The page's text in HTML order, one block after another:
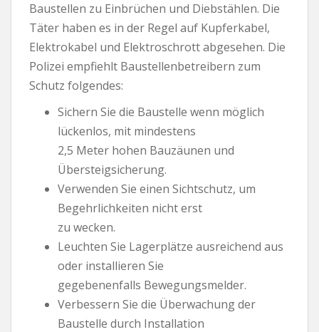
Baustellen zu Einbrüchen und Diebstählen. Die
Täter haben es in der Regel auf Kupferkabel,
Elektrokabel und Elektroschrott abgesehen. Die
Polizei empfiehlt Baustellenbetreibern zum
Schutz folgendes:
Sichern Sie die Baustelle wenn möglich
lückenlos, mit mindestens
2,5 Meter hohen Bauzäunen und
Übersteigsicherung.
Verwenden Sie einen Sichtschutz, um
Begehrlichkeiten nicht erst
zu wecken.
Leuchten Sie Lagerplätze ausreichend aus
oder installieren Sie
gegebenenfalls Bewegungsmelder.
Verbessern Sie die Überwachung der
Baustelle durch Installation